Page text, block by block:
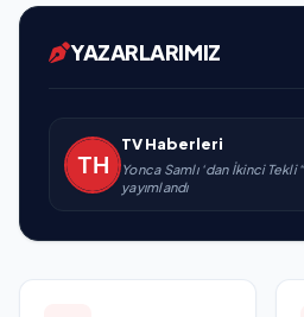
YAZARLARIMIZ
TV Haberleri
Yonca Samlı ‘dan İkinci Tekli
yayımlandı